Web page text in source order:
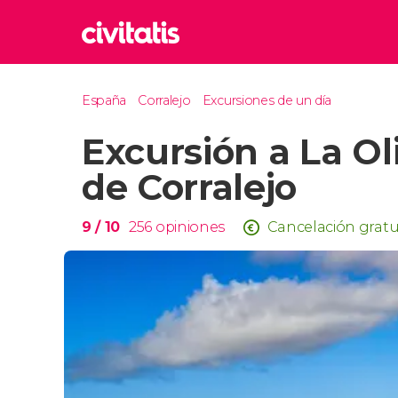
Reino
Turquía
España Corralejo Excursiones de un día
Excursión a La
de Corralejo
9/ 10 256 opiniones Cancelación